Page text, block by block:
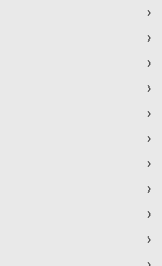
›
›
›
›
›
›
›
›
›
›